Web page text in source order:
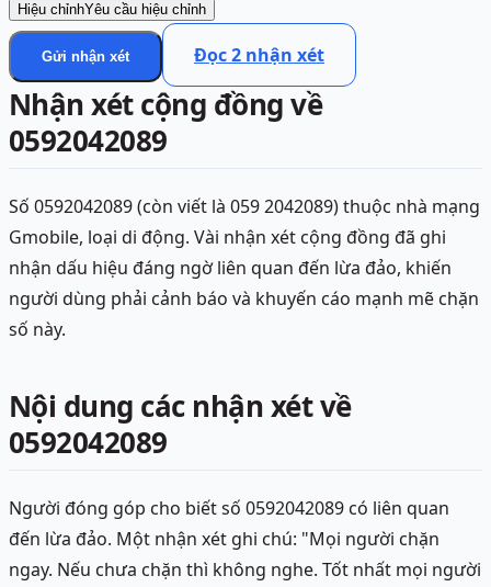
Hiệu chỉnhYêu cầu hiệu chỉnh
Gửi nhận xét Đọc2 nhận xét
Nhận xét cộng đồng về
0592042089
Số 0592042089 (còn viết là 059 2042089) thuộc nhà mạng
Gmobile, loại di động. Vài nhận xét cộng đồng đã ghi
nhận dấu hiệu đáng ngờ liên quan đến lừa đảo, khiến
người dùng phải cảnh báo và khuyến cáo mạnh mẽ chặn
số này.
Nội dung các nhận xét về
0592042089
Người đóng góp cho biết số 0592042089 có liên quan
đến lừa đảo. Một nhận xét ghi chú: "Mọi người chặn
ngay. Nếu chưa chặn thì không nghe. Tốt nhất mọi người